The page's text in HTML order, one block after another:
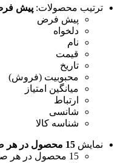
ترتیب محصولات: پیش
پیش فرض
دلخواه
نام
قیمت
تاریخ
محبوبیت (فروش)
میانگین امتیاز
ارتباط
شانسی
شناسه کالا
نمایش 15 محصول در هر صفحه
15 محصول در هر صفحه